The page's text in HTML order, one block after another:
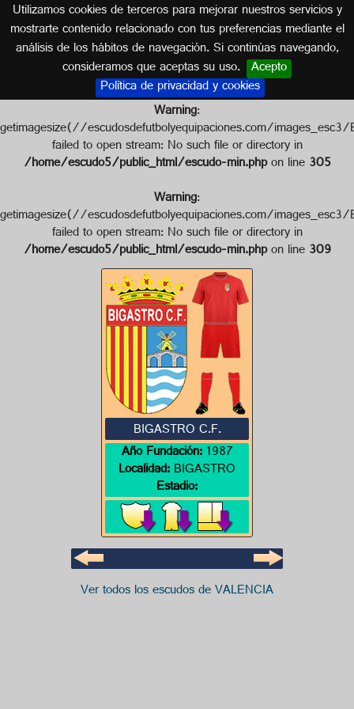
Utilizamos cookies de terceros para mejorar nuestros servicios y
mostrarte contenido relacionado con tus preferencias mediante el
análisis de los hábitos de navegación. Si continúas navegando,
consideramos que aceptas su uso. Acepto
Política de privacidad y cookies
Escudo de BIGASTRO C.F.
VALENCIA
Warning:
getimagesize(//escudosdefutbolyequipaciones.com/
failed to open stream: No such file or directory in
/home/escudo5/public_html/escudo-min.phpon line305
Warning:
getimagesize(//escudosdefutbolyequipaciones.com/
failed to open stream: No such file or directory in
/home/escudo5/public_html/escudo-min.phpon line309
BIGASTRO C.F.
Año Fundación:1987
Localidad:BIGASTRO
Estadio:
Ver todos los escudos de VALENCIA